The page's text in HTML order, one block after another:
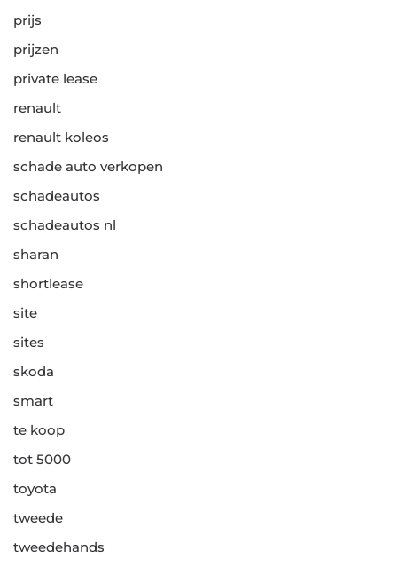
prijs
prijzen
private lease
renault
renault koleos
schade auto verkopen
schadeautos
schadeautos nl
sharan
shortlease
site
sites
skoda
smart
te koop
tot 5000
toyota
tweede
tweedehands